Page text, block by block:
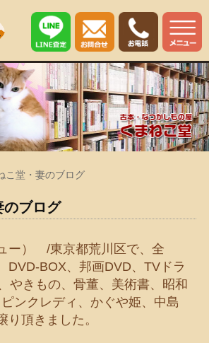
こ堂・妻のブログ
のブログ
ー） /東京都荒川区で、全
DVD-BOX、邦画DVD、TVドラ
やきもの、骨董、美術書、昭和
ンクレディ、かぐや姫、中島
り頂きました。